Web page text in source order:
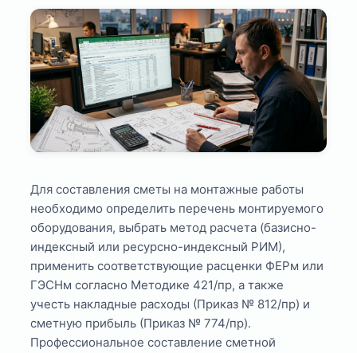
Для составления сметы на монтажные работы
необходимо определить перечень монтируемого
оборудования, выбрать метод расчета (базисно-
индексный или ресурсно-индексный РИМ),
применить соответствующие расценки ФЕРм или
ГЭСНм согласно Методике 421/пр, а также
учесть накладные расходы (Приказ № 812/пр) и
сметную прибыль (Приказ № 774/пр).
Профессиональное составление сметной